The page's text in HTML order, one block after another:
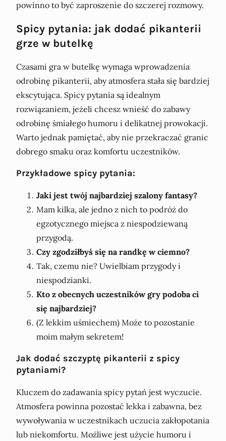
powinno to być zaproszenie do szczerej rozmowy.
Spicy pytania: jak dodać pikanterii
grze w butelkę
Czasami gra w butelkę wymaga wprowadzenia
odrobinę pikanterii, aby atmosfera stała się bardziej
ekscytująca. Spicy pytania są idealnym
rozwiązaniem, jeżeli chcesz wnieść do zabawy
odrobinę śmiałego humoru i delikatnej prowokacji.
Warto jednak pamiętać, aby nie przekraczać granic
dobrego smaku oraz komfortu uczestników.
Przykładowe spicy pytania:
Jaki jest twój najbardziej szalony fantasy?
Mam kilka, ale jedno z nich to podróż do
egzotycznego miejsca z niespodziewaną
przygodą.
Czy zgodziłbyś się na randkę w ciemno?
Tak, czemu nie? Uwielbiam przygody i
niespodzianki.
Kto z obecnych uczestników gry podoba ci
się najbardziej?
(Z lekkim uśmiechem) Może to pozostanie
moim małym sekretem!
Jak dodać szczyptę pikanterii z spicy
pytaniami?
Kluczem do zadawania spicy pytań jest wyczucie.
Atmosfera powinna pozostać lekka i zabawna, bez
wywoływania w uczestnikach uczucia zakłopotania
lub niekomfortu. Możliwe jest użycie humoru i